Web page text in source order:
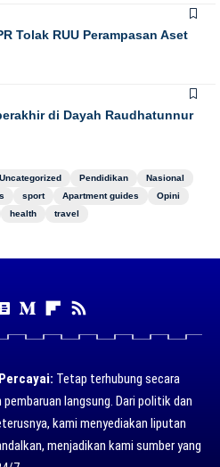
Tolak RUU Perampasan Aset
di Dayah Raudhatunnur
Uncategorized Pendidikan
Nasional
sport Apartment guides
Opini
health travel
Tetap terhubung secara
langsung. Dari politik dan
kami menyediakan liputan
menjadikan kami sumber yang